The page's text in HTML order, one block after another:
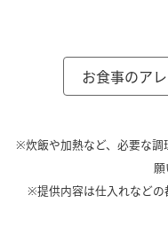
お食事のア
※炊飯や加熱など、必要な調
願
※提供内容は仕入れなどの